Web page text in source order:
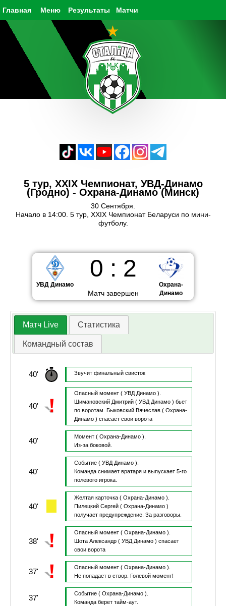
Главная Результаты Матчи
Меню
5 тур, XXIX Чемпионат, УВД-Динамо
(Гродно) - Охрана-Динамо (Минск)
30 Сентября.
Начало в 14:00. 5 тур, XXIX Чемпионат Беларуси по мини-
футболу.
УВД Динамо
0 : 2
Матч завершен
Охрана-
Динамо
Матч Live Статистика
Командный состав
40' Звучит финальный свисток
40'
Опасный момент ( УВД Динамо ).
Шимановский Дмитрий( УВД Динамо ) бьет
по воротам.
Быковский Вячеслав( Охрана-
Динамо ) спасает свои ворота
40' Момент ( Охрана-Динамо ).
Из-за боковой.
40'
Событие ( УВД Динамо ).
Команда снимает вратаря и выпускает 5-го
полевого игрока.
40'
Желтая карточка ( Охрана-Динамо ).
Пилецкий Сергей( Охрана-Динамо )
получает предупреждение. За разговоры.
38'
Опасный момент ( Охрана-Динамо ).
Шота Александр( УВД Динамо ) спасает
свои ворота
37' Опасный момент ( Охрана-Динамо ).
Не попадает в створ.
Голевой момент!
37' Событие ( Охрана-Динамо ).
Команда берет тайм-аут.